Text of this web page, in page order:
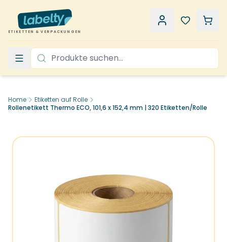
ETIKETTEN & VERPACKUNGEN
Home
Etiketten auf Rolle
Rollenetikett Thermo ECO, 101,6 x 152,4 mm | 320 Etiketten/Rolle